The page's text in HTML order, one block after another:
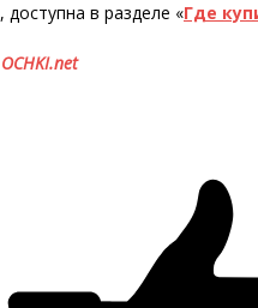
, доступна в разделе «Где
OCHKI.net